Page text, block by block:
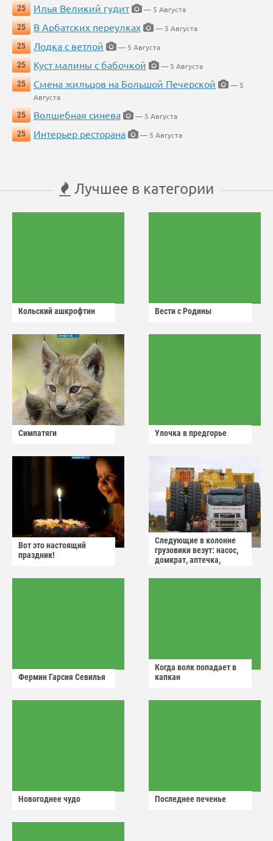
25
Илья Великий гудит
— 5 Августа
25
В Арбатских переулках
— 5 Августа
25
Лодка с ветлой
— 5 Августа
25
Куст малины с бабочкой
— 5 Августа
25
Смена жильцов на Большой Печерской
— 5
Августа
25
Волшебная синева
— 5 Августа
25
Интерьер ресторана — 5 Августа
Лучшее в категории
Кольский ашкрофтин Вести с Родины
Симпатяги Улочка в предгорье
Вот это настоящий
праздник!
Следующие в колонне
грузовики везут: насос,
домкрат, аптечка,
Фермин Гарсия Севилья
Когда волк попадает в
капкан
Новогоднее чудо Последнее печенье